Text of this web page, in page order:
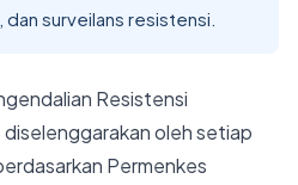
surveilans resistensi.
Resistensi
diselenggarakan oleh setiap
Permenkes